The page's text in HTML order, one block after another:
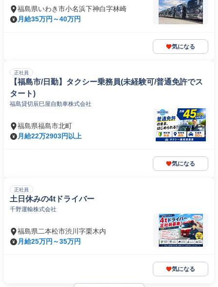
福島県いわき市小名浜下神白字林崎
月給35万円～40万円
気になる
正社員
【福島市/日勤】タクシー乗務員(未経験可/普通免許でス
タート)
福島貸切辰巳屋自動車株式会社
福島県福島市北町
月給22万2903円以上
気になる
正社員
土日休みの4tドライバー
千野運輸株式会社
福島県二本松市渋川字栗木内
月給25万円～35万円
気になる